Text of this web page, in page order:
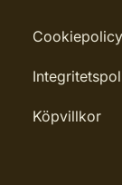
Cookiepolicy
Köpvillkor